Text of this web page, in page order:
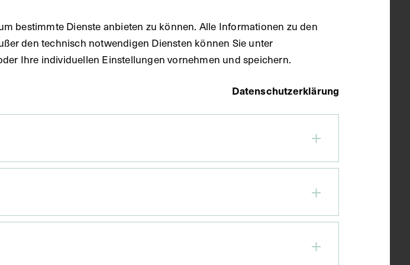
bestimmte Dienste anbieten zu können. Alle Informationen zu den
den technisch notwendigen Diensten können Sie unter
Ihre individuellen Einstellungen vornehmen und speichern.
Datenschutzerklärung